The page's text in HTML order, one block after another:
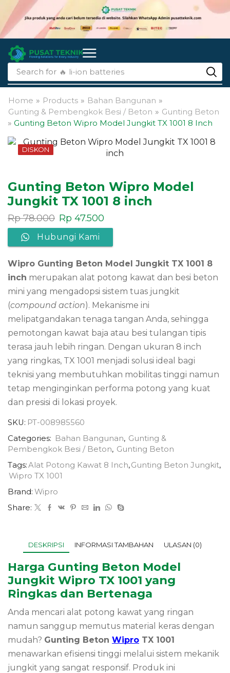
Search for 🔥 li-ion batteries
Home » Products » Bahan Bangunan »
Gunting & Pembengkok Besi / Beton » Gunting Beton
» Gunting Beton Wipro Model Jungkit TX 1001 8 Inch
DISKON
Gunting Beton Wipro Model
Jungkit TX 1001 8 inch
Rp78.000 Rp 47.500
Hubungi Kami
Wipro Gunting Beton Model Jungkit TX 1001 8
inch merupakan alat potong kawat dan besi beton
mini yang mengadopsi sistem tuas jungkit
(compound action). Mekanisme ini
melipatgandakan tenaga tangan Anda, sehingga
pemotongan kawat baja atau besi tulangan tipis
terasa jauh lebih ringan. Dengan ukuran 8 inch
yang ringkas, TX 1001 menjadi solusi ideal bagi
teknisi yang membutuhkan mobilitas tinggi namun
tetap menginginkan performa potong yang kuat
dan presisi di lokasi proyek.
SKU: PT-008985560
Categories: Bahan Bangunan, Gunting &
Pembengkok Besi / Beton, Gunting Beton
Tags:Alat Potong Kawat 8 Inch,Gunting Beton Jungkit,
Wipro TX 1001
Brand: Wipro
Share:
DESKRIPSI INFORMASI TAMBAHAN ULASAN (0)
Harga Gunting Beton Model
Jungkit Wipro TX 1001 yang
Ringkas dan Bertenaga
Anda mencari alat potong kawat yang ringan
namun sanggup memutus material keras dengan
mudah? Gunting Beton Wipro TX 1001
menawarkan efisiensi tinggi melalui sistem mekanik
jungkit yang sangat responsif. Produk ini